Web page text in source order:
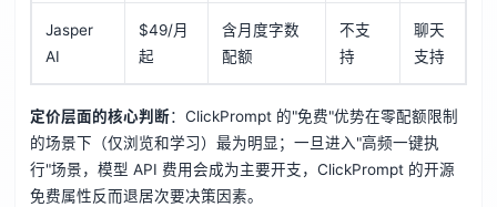
Jasper
AI
$49/月
起
含月度字数
配额
不支
持
聊天
支持
定价层面的核心判断：ClickPrompt 的"免费"优势在零配额限制
的场景下（仅浏览和学习）最为明显；一旦进入"高频一键执
行"场景，模型 API 费用会成为主要开支，ClickPrompt 的开源
免费属性反而退居次要决策因素。